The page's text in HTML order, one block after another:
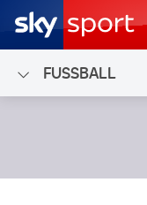
FUSSBALL